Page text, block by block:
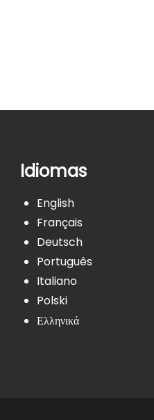
Idiomas
English
Français
Deutsch
Português
Italiano
Polski
Ελληνικά